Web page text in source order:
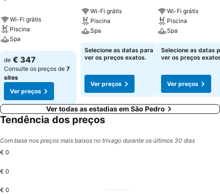
Wi-Fi grátis
Piscina
Spa
de € 347
Consulte os preços de 7
sites
Ver preços
Wi-Fi grátis
Piscina
Spa
Selecione as datas para
ver os preços exatos.
Ver preços
Wi-Fi grátis
Piscina
Spa
Selecione as datas
ver os preços
Ver preços
Ver todas as estadias em São Pedro
Tendência dos preços
Com base nos preços mais baixos no trivago durante os últimos 30 dias
€ 0
€ 0
€ 0